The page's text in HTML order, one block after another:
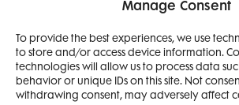
Manage Consent
To provide the best experiences, we use
to store and/or access device information.
technologies will allow us to process data
behavior or unique IDs on this site. Not
withdrawing consent, may adversely affect
Pretplati se na
PRETPLATITE SE